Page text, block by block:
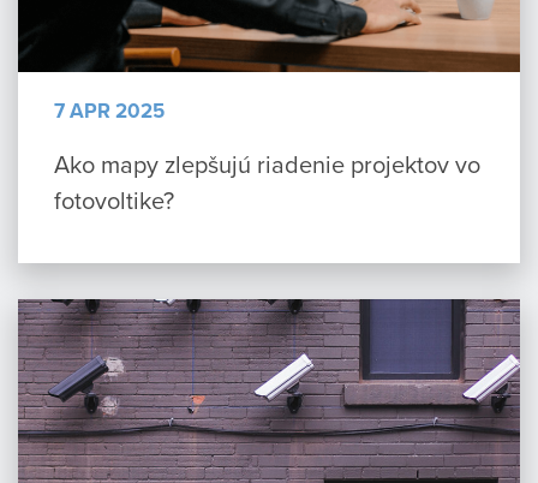
7 APR 2025
Ako mapy zlepšujú riadenie projektov vo
fotovoltike?